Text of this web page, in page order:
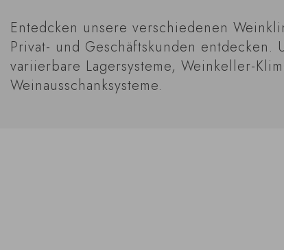
Entedcken unsere verschiedenen
Privat- und Geschäftskunden
variierbare Lagersysteme, Weinkeller-
Weinausschanksysteme.